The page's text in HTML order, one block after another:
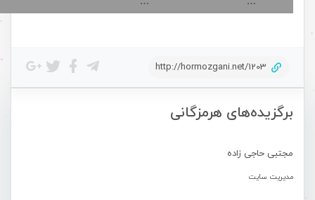
برگزیده‌های هرمزگانی
مجتبی حاجی زاده
مدیریت سایت
http://hormozgani.net/1203